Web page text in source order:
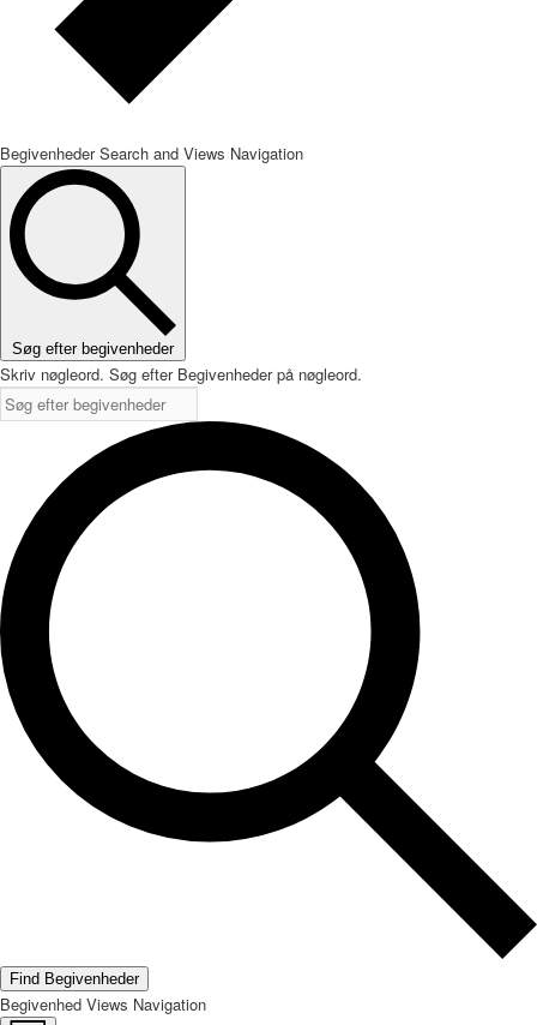
Begivenheder Search and Views Navigation
Søg efter begivenheder
Skriv nøgleord. Søg efter Begivenheder på nøgleord.
Find Begivenheder
Begivenhed Views Navigation